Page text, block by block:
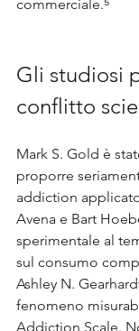
commerciale.⁵
Gli studiosi
conflitto
Mark S. Gold è
proporre
addiction
Avena e Bart
sperimentale al
sul consumo
Ashley N.
fenomeno
Addiction Scale.